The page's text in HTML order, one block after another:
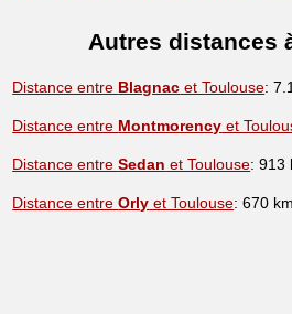
Autres distances
Distance entre Blagnac et Toulouse:
Distance entre Montmorency et
Distance entreSedan et Toulouse: 913
Distance entreOrly et Toulouse: 670 km